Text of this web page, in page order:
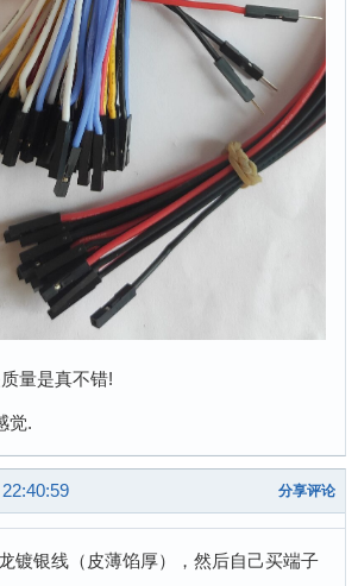
量是真不错!
觉.
分享评论
镀银线（皮薄馅厚），然后自己买端子